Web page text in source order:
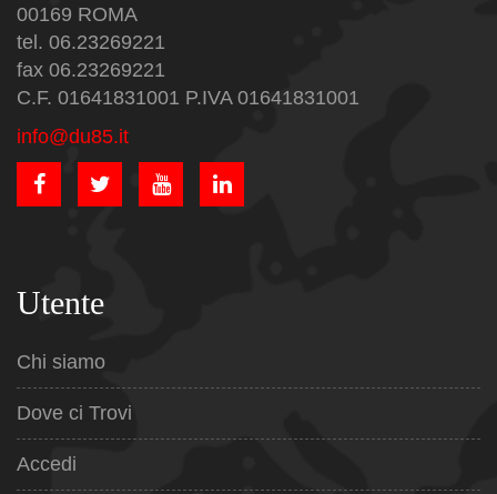
00169 ROMA
tel. 06.23269221
fax 06.23269221
C.F. 01641831001 P.IVA 01641831001
info@du85.it
Utente
Chi siamo
Dove ci Trovi
Accedi